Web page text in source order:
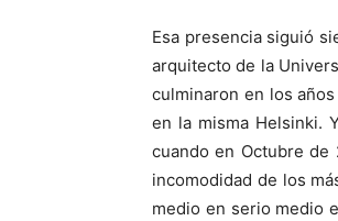
Esa presencia siguió
arquitecto de la
culminaron en los
en la misma Helsinki.
cuando en Octubre
incomodidad de los
medio en serio medio